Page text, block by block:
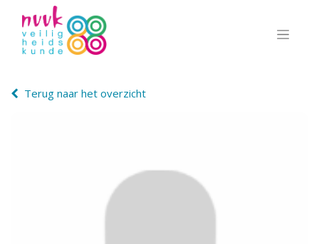
Terug naar het overzicht